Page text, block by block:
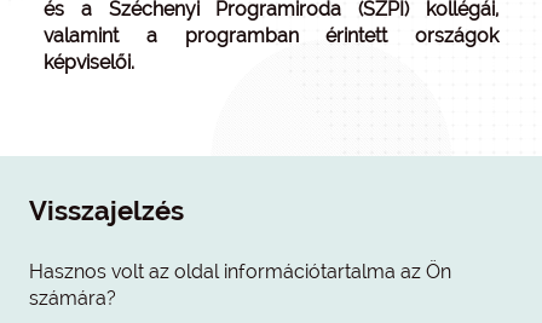
és a Széchenyi Programiroda (SZPI) kollégái,
valamint a programban érintett országok
képviselői.
Visszajelzés
Hasznos volt az oldal információtartalma az Ön
számára?